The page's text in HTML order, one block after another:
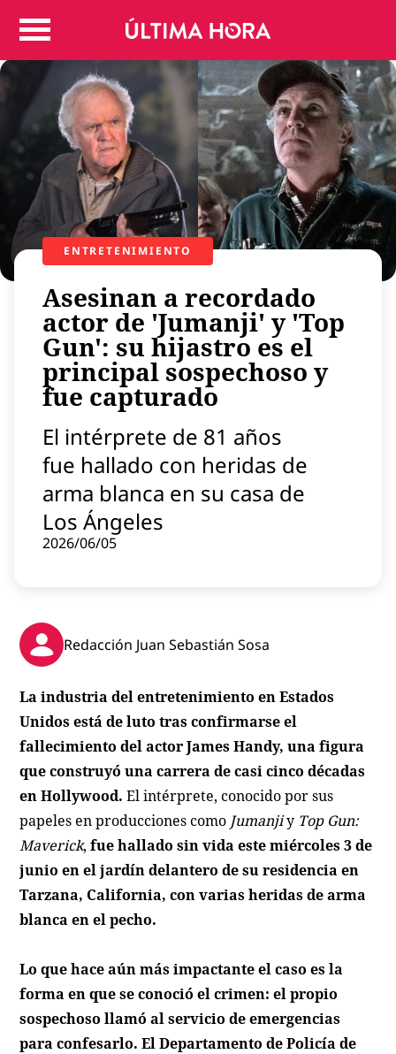
Colombia
Judicial
Politica
Regiones
Deportes
Positivas
Entretenimiento
Vida
Mundo
Virales
Tecnología
Economía
Estilo de vida
Contenido patrocinado
Instagram
ENTRETENIMIENTO
Asesinan a recordado
actor de 'Jumanji' y 'Top
Gun': su hijastro es el
principal sospechoso y
fue capturado
El intérprete de 81 años
fue hallado con heridas de
arma blanca en su casa de
Los Ángeles
2026/06/05
Redacción Juan Sebastián Sosa
La industria del entretenimiento en Estados
Unidos está de luto tras confirmarse el
fallecimiento del actor James Handy, una figura
que construyó una carrera de casi cinco décadas
en Hollywood. El intérprete, conocido por sus
papeles en producciones como Jumanjiy Top Gun:
Maverick,fue hallado sin vida este miércoles 3 de
junio en el jardín delantero de su residencia en
Tarzana, California, con varias heridas de arma
blanca en el pecho.
Lo que hace aún más impactante el caso es la
forma en que se conoció el crimen: el propio
sospechoso llamó al servicio de emergencias
para confesarlo. El Departamento de Policía de